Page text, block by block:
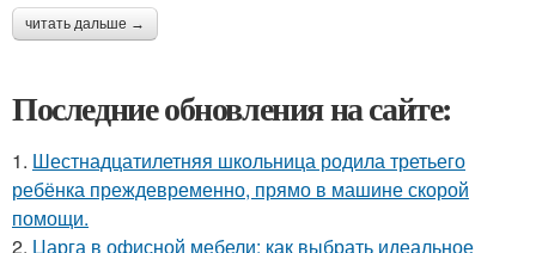
читать дальше →
Последние обновления на сайте:
1. Шестнадцатилетняя школьница родила третьего
ребёнка преждевременно, прямо в машине скорой
помощи.
2. Царга в офисной мебели: как выбрать идеальное